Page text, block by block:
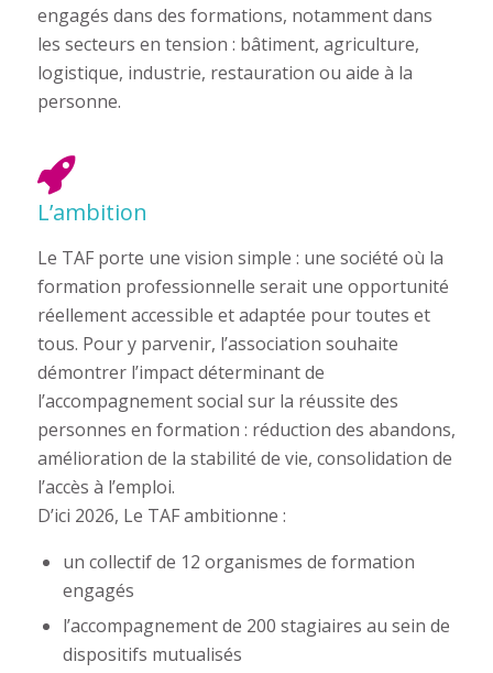
engagés dans des formations, notamment dans
les secteurs en tension : bâtiment, agriculture,
logistique, industrie, restauration ou aide à la
personne.
L’ambition
Le TAF porte une vision simple : une société où la
formation professionnelle serait une opportunité
réellement accessible et adaptée pour toutes et
tous. Pour y parvenir, l’association souhaite
démontrer l’impact déterminant de
l’accompagnement social sur la réussite des
personnes en formation : réduction des abandons,
amélioration de la stabilité de vie, consolidation de
l’accès à l’emploi.
D’ici 2026, Le TAF ambitionne :
un collectif de 12 organismes de formation
engagés
l’accompagnement de 200 stagiaires au sein de
dispositifs mutualisés